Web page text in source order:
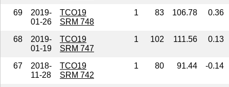
69
2019-
01-26
TCO19
SRM 748
1 83 106.78 0.36
68
2019-
01-19
TCO19
SRM 747
1 102 111.56 0.13
67
2018-
11-28
TCO19
SRM 742
1 80 91.44 -0.14